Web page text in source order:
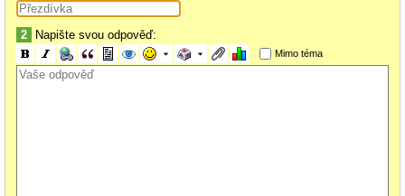
2 Napište svou odpověď:
Mimo téma